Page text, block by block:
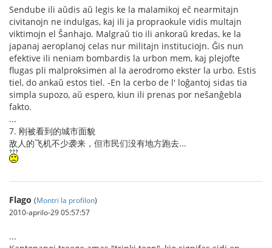
Sendube ili aŭdis aŭ legis ke la malamikoj eĉ nearmitajn
civitanojn ne indulgas, kaj ili ja propraokule vidis multajn
viktimojn el Ŝanhajo. Malgraŭ tio ili ankoraŭ kredas, ke la
japanaj aeroplanoj celas nur militajn instituciojn. Ĝis nun
efektive ili neniam bombardis la urbon mem, kaj plejofte
flugas pli malproksimen al la aerodromo ekster la urbo. Estis
tiel, do ankaŭ estos tiel. -En la cerbo de l' loĝantoj sidas tia
simpla supozo, aŭ espero, kiun ili prenas por neŝanĝebla
fakto.
...
7. 刚被看到的城市面貌
敌人的飞机不少袭来，但市民们没有地方跑去...
Flago (Montri la profilon)
2010-aprilo-29 05:57:57
...